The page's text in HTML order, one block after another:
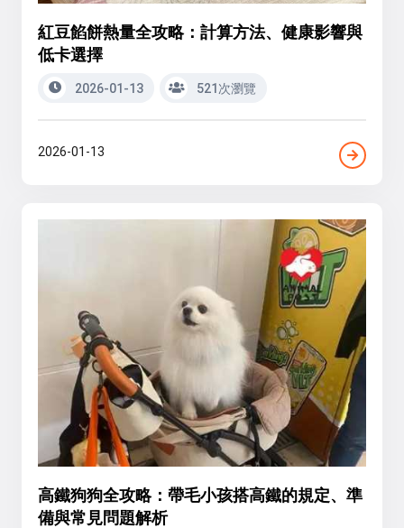
紅豆餡餅熱量全攻略：計算方法、健康影響與
低卡選擇
2026-01-13 521次瀏覽
2026-01-13
高鐵狗狗全攻略：帶毛小孩搭高鐵的規定、準
備與常見問題解析